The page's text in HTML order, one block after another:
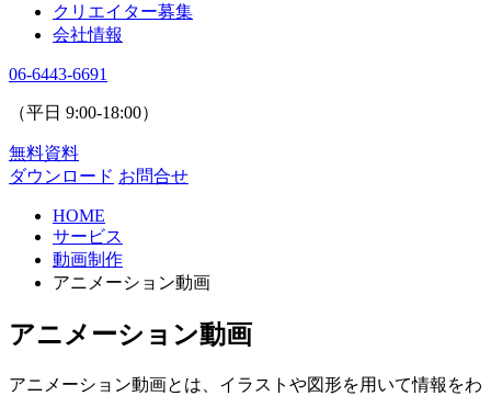
クリエイター募集
会社情報
06-6443-6691
（平日 9:00-18:00）
無料資料
ダウンロード お問合せ
HOME
サービス
動画制作
アニメーション動画
アニメーション動画
アニメーション動画とは、イラストや図形を用いて情報をわ